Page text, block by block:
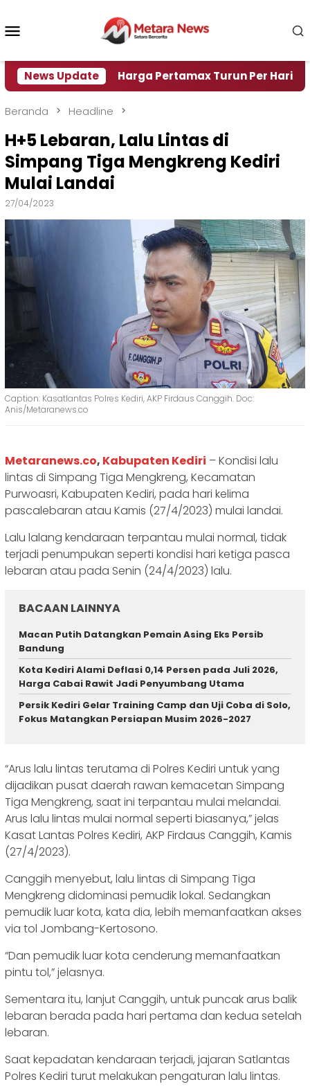
konten
News Update
Harga Pertamax Turun Per Hari Ini, Segini
Beranda Headline
H+5 Lebaran, Lalu Lintas di
Simpang Tiga Mengkreng Kediri
Mulai Landai
27/04/2023
Caption: Kasatlantas Polres Kediri, AKP Firdaus Canggih. Doc:
Anis/Metaranews.co
Metaranews.co, Kabupaten Kediri – Kondisi lalu
lintas di Simpang Tiga Mengkreng, Kecamatan
Purwoasri, Kabupaten Kediri, pada hari kelima
pascalebaran atau Kamis (27/4/2023) mulai landai.
Lalu lalang kendaraan terpantau mulai normal, tidak
terjadi penumpukan seperti kondisi hari ketiga pasca
lebaran atau pada Senin (24/4/2023) lalu.
BACAAN LAINNYA
Macan Putih Datangkan Pemain Asing Eks Persib
Bandung
Kota Kediri Alami Deflasi 0,14 Persen pada Juli 2026,
Harga Cabai Rawit Jadi Penyumbang Utama
Persik Kediri Gelar Training Camp dan Uji Coba di Solo,
Fokus Matangkan Persiapan Musim 2026-2027
“Arus lalu lintas terutama di Polres Kediri untuk yang
dijadikan pusat daerah rawan kemacetan Simpang
Tiga Mengkreng, saat ini terpantau mulai melandai.
Arus lalu lintas mulai normal seperti biasanya,” jelas
Kasat Lantas Polres Kediri, AKP Firdaus Canggih, Kamis
(27/4/2023).
Canggih menyebut, lalu lintas di Simpang Tiga
Mengkreng didominasi pemudik lokal. Sedangkan
pemudik luar kota, kata dia, lebih memanfaatkan akses
via tol Jombang-Kertosono.
“Dan pemudik luar kota cenderung memanfaatkan
pintu tol,” jelasnya.
Sementara itu, lanjut Canggih, untuk puncak arus balik
lebaran berada pada hari pertama dan kedua setelah
lebaran.
Saat kepadatan kendaraan terjadi, jajaran Satlantas
Polres Kediri turut melakukan pengaturan lalu lintas.